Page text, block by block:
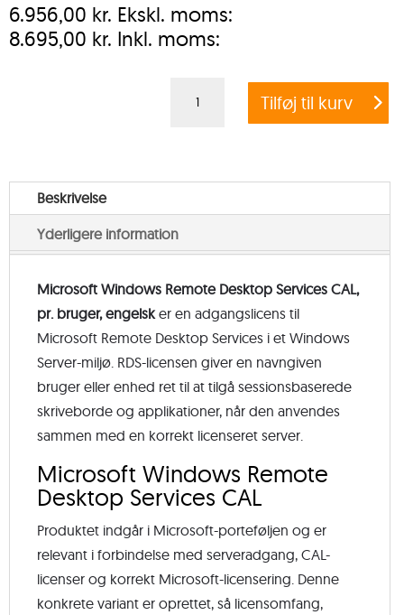
6.956,00 kr. Ekskl. moms:
8.695,00 kr. Inkl. moms:
Services
CAL,
pr.
bruger,
engelsk
antal
Tilføj til kurv
Beskrivelse
Yderligere information
Microsoft Windows Remote Desktop Services CAL,
pr. bruger, engelsker en adgangslicens til
Microsoft Remote Desktop Services i et Windows
Server-miljø. RDS-licensen giver en navngiven
bruger eller enhed ret til at tilgå sessionsbaserede
skriveborde og applikationer, når den anvendes
sammen med en korrekt licenseret server.
Microsoft Windows Remote
Desktop Services CAL
Produktet indgår i Microsoft-porteføljen og er
relevant i forbindelse med serveradgang, CAL-
licenser og korrekt Microsoft-licensering. Denne
konkrete variant er oprettet, så licensomfang,